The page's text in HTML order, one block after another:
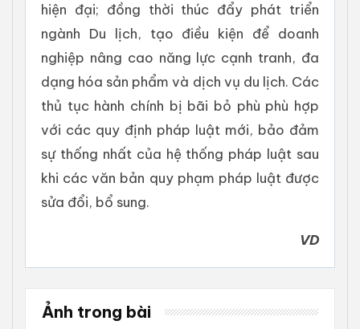
hiện đại; đồng thời thúc đẩy phát triển
ngành Du lịch, tạo điều kiện để doanh
nghiệp nâng cao năng lực cạnh tranh, đa
dạng hóa sản phẩm và dịch vụ du lịch. Các
thủ tục hành chính bị bãi bỏ phù phù hợp
với các quy định pháp luật mới, bảo đảm
sự thống nhất của hệ thống pháp luật sau
khi các văn bản quy phạm pháp luật được
sửa đổi, bổ sung.
VD
Ảnh trong bài